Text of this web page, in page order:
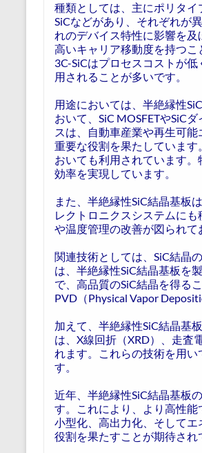
種類としては、主にポリタ
SiCなどがあり、それぞれが
れのデバイス特性に影響を
高いキャリア移動度を持つこ
3C-SiCはプロセスコストが
用されることが多いです。
用途においては、半絶縁性
おいて、SiC MOSFETやSiC
スは、自動車産業や再生可
重要な役割を果たしていま
おいても利用されています
効率を実現しています。
また、半絶縁性SiC結晶基板
レクトロニクスシステムに
や温度管理の改善が図られて
関連技術としては、SiC結晶
は、半絶縁性SiC結晶基板を
で、高品質のSiC結晶を得る
PVD（Physical Vapor
加えて、半絶縁性SiC結晶基
は、X線回折（XRD）、走査
れます。これらの技術を用
す。
近年、半絶縁性SiC結晶基板
す。これにより、より高性
小型化、高出力化、そして
役割を果たすことが期待され